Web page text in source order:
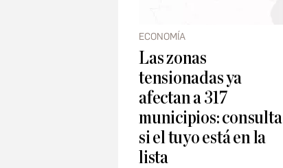
ECONOMÍA
Las zonas
tensionadas ya
afectan a 317
municipios: consulta
si el tuyo está en la
lista